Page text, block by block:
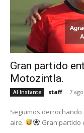
Gran partido
Motozintla.
Al Instante staff - 7
Seguimos
aire.
Gran partido